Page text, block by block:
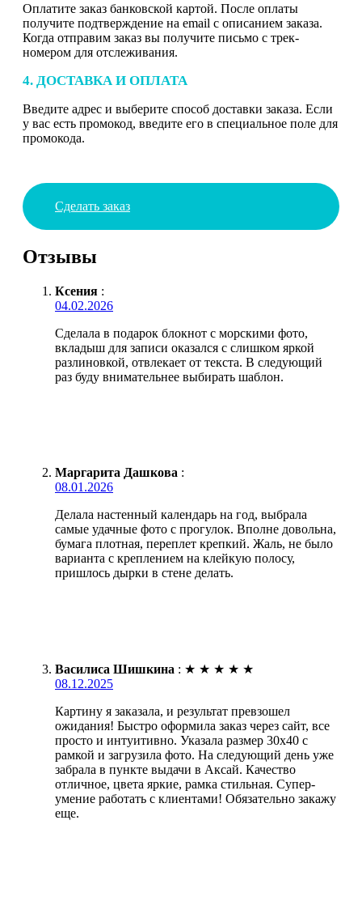
Оплатите заказ банковской картой. После оплаты
получите подтверждение на email с описанием заказа.
Когда отправим заказ вы получите письмо с трек-
номером для отслеживания.
4. ДОСТАВКА И ОПЛАТА
Введите адрес и выберите способ доставки заказа. Если
у вас есть промокод, введите его в специальное поле для
промокода.
Сделать заказ
Отзывы
Ксения :
04.02.2026
Сделала в подарок блокнот с морскими фото,
вкладыш для записи оказался с слишком яркой
разлиновкой, отвлекает от текста. В следующий
раз буду внимательнее выбирать шаблон.
Маргарита Дашкова :
08.01.2026
Делала настенный календарь на год, выбрала
самые удачные фото с прогулок. Вполне довольна,
бумага плотная, переплет крепкий. Жаль, не было
варианта с креплением на клейкую полосу,
пришлось дырки в стене делать.
Василиса Шишкина : ★ ★ ★ ★ ★
08.12.2025
Картину я заказала, и результат превзошел
ожидания! Быстро оформила заказ через сайт, все
просто и интуитивно. Указала размер 30х40 с
рамкой и загрузила фото. На следующий день уже
забрала в пункте выдачи в Аксай. Качество
отличное, цвета яркие, рамка стильная. Супер-
умение работать с клиентами! Обязательно закажу
еще.